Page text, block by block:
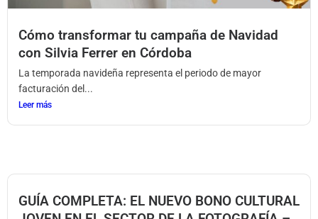
Cómo transformar tu campaña de Navidad
con Silvia Ferrer en Córdoba
La temporada navideña representa el periodo de mayor
facturación del...
Leer más
GUÍA COMPLETA: EL NUEVO BONO CULTURAL